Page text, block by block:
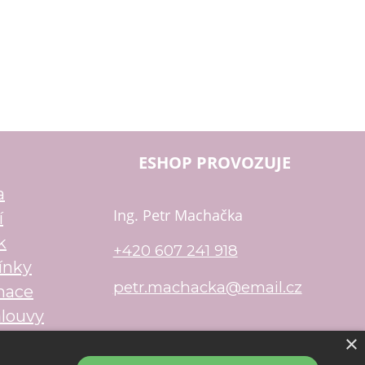
ESHOP PROVOZUJE
Ing. Petr Machačka
+420 607 241 918
petr.machacka@email.cz
×